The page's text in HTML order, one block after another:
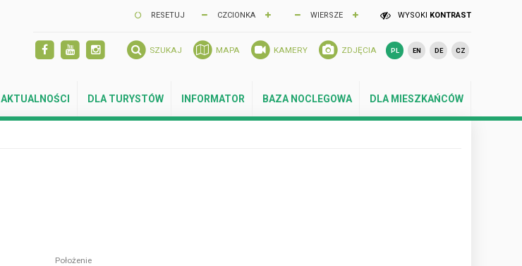
RESETUJ CZCIONKA WIERSZE WYSOKI KONTRAST
SZUKAJ MAPA KAMERY ZDJĘCIA PL EN DE CZ
AKTUALNOŚCI DLA TURYSTÓW INFORMATOR BAZA NOCLEGOWA DLA MIESZKAŃCÓW
Położenie